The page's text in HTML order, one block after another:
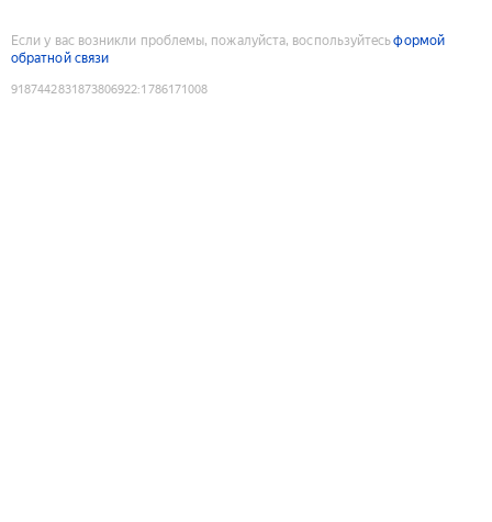
Если у вас возникли проблемы, пожалуйста, воспользуйтесьформой
обратной связи
9187442831873806922:1786171008